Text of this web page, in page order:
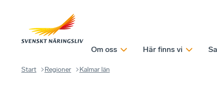
Om oss Här finns vi
Start Regioner Kalmar län